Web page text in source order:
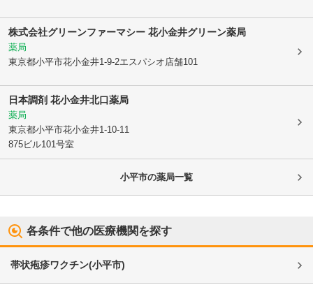
株式会社グリーンファーマシー 花小金井グリーン薬局
薬局
東京都小平市花小金井1-9-2エスパシオ店舗101
日本調剤 花小金井北口薬局
薬局
東京都小平市花小金井1-10-11
875ビル101号室
小平市の薬局一覧
各条件で他の医療機関を探す
帯状疱疹ワクチン(小平市)